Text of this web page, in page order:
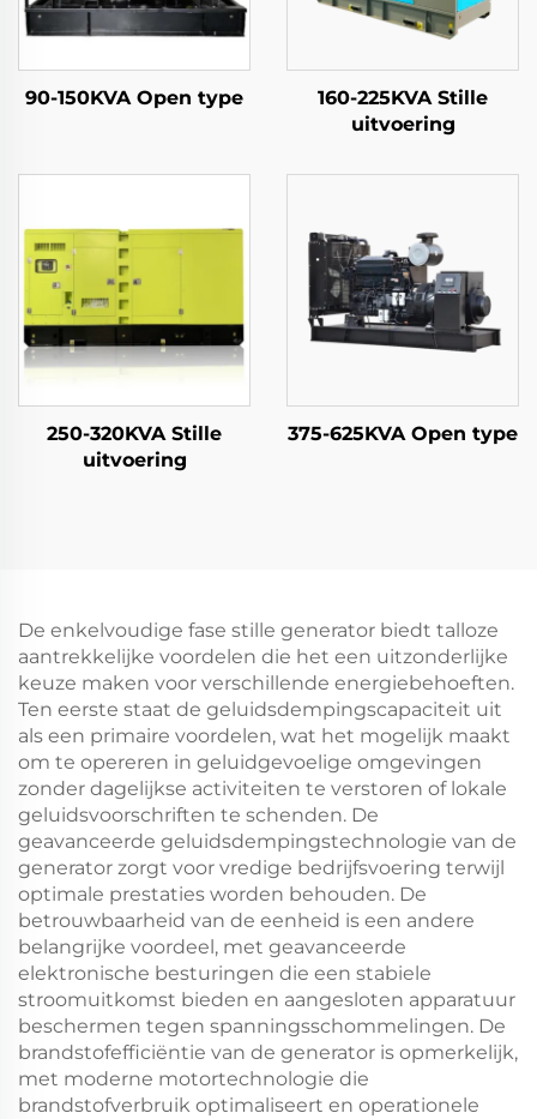
90-150KVA Open type
160-225KVA Stille
uitvoering
250-320KVA Stille
uitvoering
375-625KVA Open type
De enkelvoudige fase stille generator biedt talloze
aantrekkelijke voordelen die het een uitzonderlijke
keuze maken voor verschillende energiebehoeften.
Ten eerste staat de geluidsdempingscapaciteit uit
als een primaire voordelen, wat het mogelijk maakt
om te opereren in geluidgevoelige omgevingen
zonder dagelijkse activiteiten te verstoren of lokale
geluidsvoorschriften te schenden. De
geavanceerde geluidsdempingstechnologie van de
generator zorgt voor vredige bedrijfsvoering terwijl
optimale prestaties worden behouden. De
betrouwbaarheid van de eenheid is een andere
belangrijke voordeel, met geavanceerde
elektronische besturingen die een stabiele
stroomuitkomst bieden en aangesloten apparatuur
beschermen tegen spanningsschommelingen. De
brandstofefficiëntie van de generator is opmerkelijk,
met moderne motortechnologie die
brandstofverbruik optimaliseert en operationele